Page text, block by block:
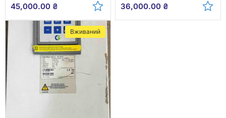
45,000.00 ₴ 36,000.00 ₴
Вживаний